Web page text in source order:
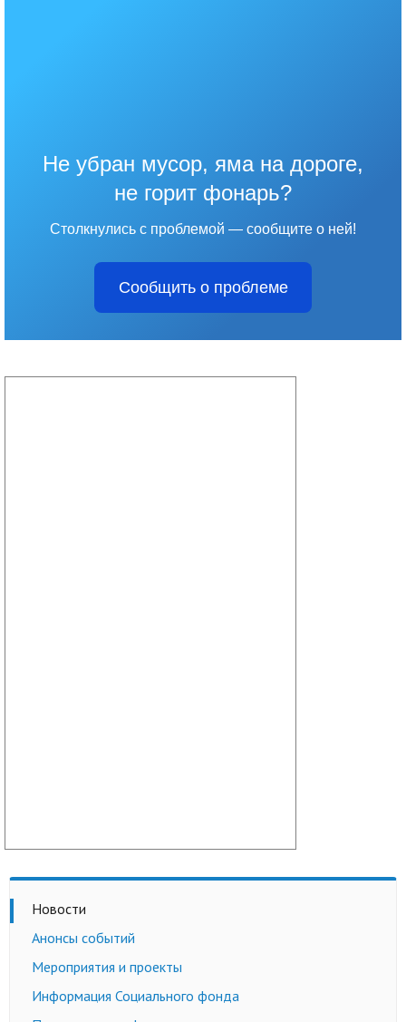
Не убран мусор, яма на дороге,
не горит фонарь?
Столкнулись с проблемой — сообщите о ней!
Сообщить о проблеме
Новости
Анонсы событий
Мероприятия и проекты
Информация Социального фонда